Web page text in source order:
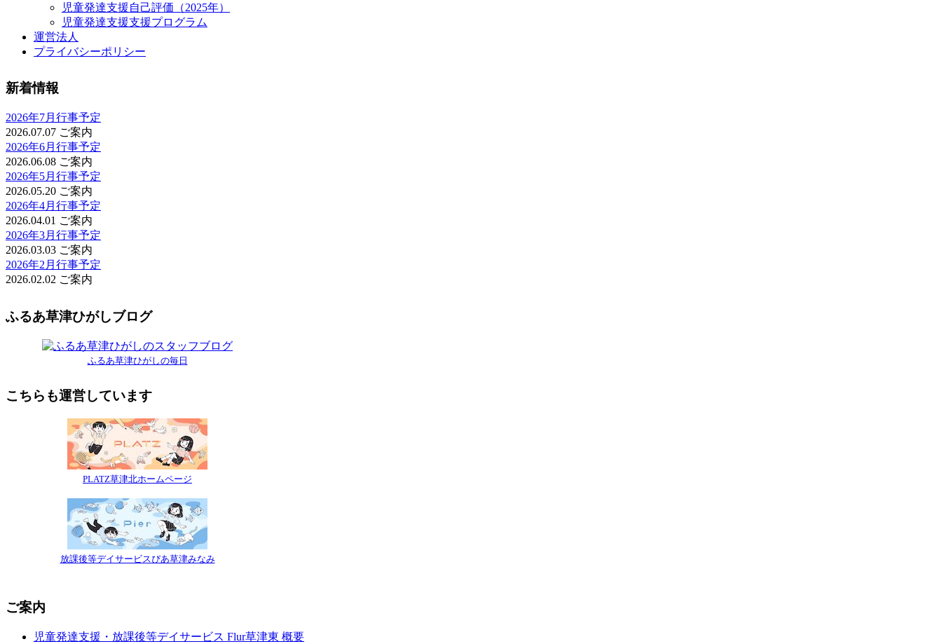
児童発達支援自己評価（2025年）
児童発達支援支援プログラム
運営法人
プライバシーポリシー
新着情報
2026年7月行事予定
2026.07.07 ご案内
2026年6月行事予定
2026.06.08 ご案内
2026年5月行事予定
2026.05.20 ご案内
2026年4月行事予定
2026.04.01 ご案内
2026年3月行事予定
2026.03.03 ご案内
2026年2月行事予定
2026.02.02 ご案内
ふるあ草津ひがしブログ
ふるあ草津ひがしの毎日
こちらも運営しています
PLATZ草津北ホームページ
放課後等デイサービスぴあ草津みなみ
ご案内
児童発達支援・放課後等デイサービス Flur草津東 概要